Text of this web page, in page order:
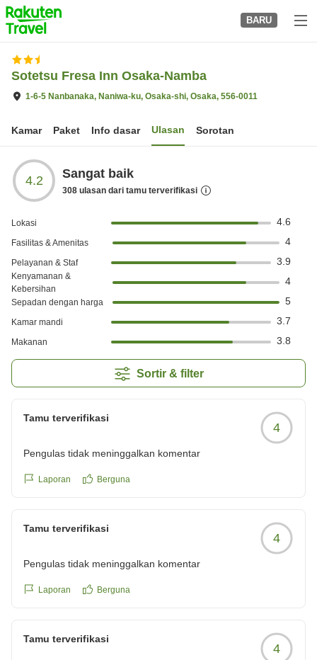
to
top
page
BARU
Sotetsu Fresa Inn Osaka-Namba
1-6-5 Nanbanaka, Naniwa-ku, Osaka-shi, Osaka, 556-0011
Kamar Paket Info dasar Ulasan Sorotan
4.2 Sangat baik
308 ulasan dari tamu terverifikasi
Lokasi 4.6
Fasilitas & Amenitas 4
Pelayanan & Staf 3.9
Kenyamanan &
Kebersihan
4
Sepadan dengan harga 5
Kamar mandi 3.7
Makanan 3.8
Sortir & filter
Tamu terverifikasi
4
Pengulas tidak meninggalkan komentar
Laporan Berguna
Tamu terverifikasi
4
Pengulas tidak meninggalkan komentar
Laporan Berguna
Tamu terverifikasi
4